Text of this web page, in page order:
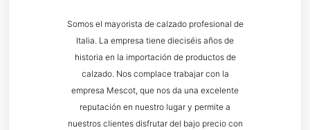
Somos el mayorista de calzado profesional de
Italia. La empresa tiene dieciséis años de
historia en la importación de productos de
calzado. Nos complace trabajar con la
empresa Mescot, que nos da una excelente
reputación en nuestro lugar y permite a
nuestros clientes disfrutar del bajo precio con